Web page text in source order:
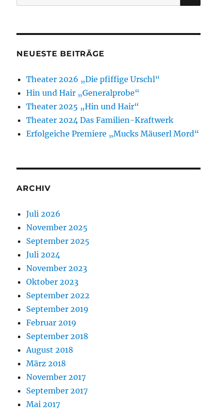
nach:
NEUESTE BEITRÄGE
Theater 2026 „Die pfiffige Urschl“
Hin und Hair „Generalprobe“
Theater 2025 „Hin und Hair“
Theater 2024 Das Familien-Kraftwerk
Erfolgeiche Premiere „Mucks Mäuserl Mord“
ARCHIV
Juli 2026
November 2025
September 2025
Juli 2024
November 2023
Oktober 2023
September 2022
September 2019
Februar 2019
September 2018
August 2018
März 2018
November 2017
September 2017
Mai 2017